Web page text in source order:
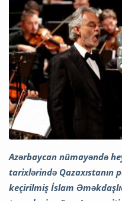
Azərbaycan nümayəndə
tarixlərində Qazaxıstanın
keçirilmiş İslam